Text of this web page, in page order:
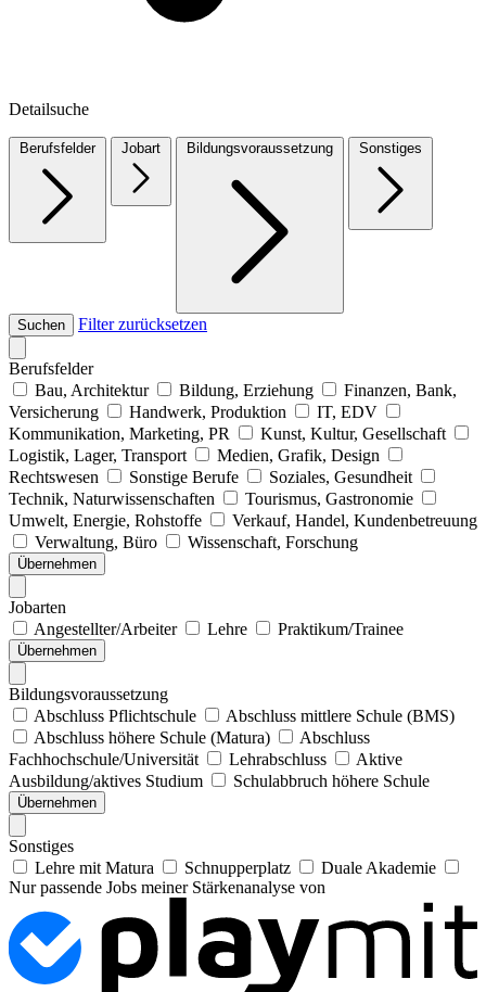
Detailsuche
Berufsfelder Jobart Bildungsvoraussetzung Sonstiges
Suchen Filter zurücksetzen
Berufsfelder
Bau, Architektur
Bildung, Erziehung
Finanzen, Bank,
Versicherung
Handwerk, Produktion
IT, EDV
Kommunikation, Marketing, PR
Kunst, Kultur, Gesellschaft
Logistik, Lager, Transport
Medien, Grafik, Design
Rechtswesen
Sonstige Berufe
Soziales, Gesundheit
Technik, Naturwissenschaften
Tourismus, Gastronomie
Umwelt, Energie, Rohstoffe
Verkauf, Handel, Kundenbetreuung
Verwaltung, Büro
Wissenschaft, Forschung
Übernehmen
Jobarten
Angestellter/Arbeiter
Lehre Praktikum/Trainee
Übernehmen
Bildungsvoraussetzung
Abschluss Pflichtschule
Abschluss mittlere Schule (BMS)
Abschluss höhere Schule (Matura)
Abschluss
Fachhochschule/Universität
Lehrabschluss
Aktive
Ausbildung/aktives Studium
Schulabbruch höhere Schule
Übernehmen
Sonstiges
Lehre mit Matura
Schnupperplatz
Duale Akademie
Nur passende Jobs meiner Stärkenanalyse von